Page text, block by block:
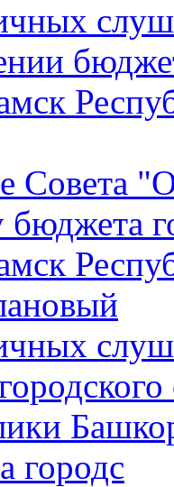
Совета
бюджета
городс